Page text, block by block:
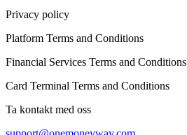
Privacy policy
Platform Terms and Conditions
Financial Services Terms and Conditions
Card Terminal Terms and Conditions
Ta kontakt med oss